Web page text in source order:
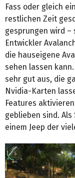
Fass oder gleich
restlichen Zeit
gesprungen wird –
Entwickler
die hauseigene
sehen lassen
sehr gut aus, die
Nvidia-Karten
Features
geblieben sind.
einem Jeep der